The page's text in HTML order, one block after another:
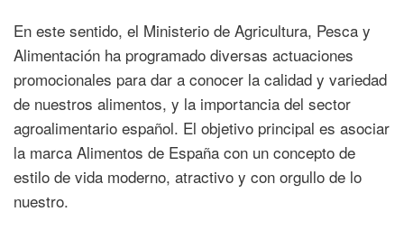
En este sentido, el Ministerio de Agricultura, Pesca y
Alimentación ha programado diversas actuaciones
promocionales para dar a conocer la calidad y variedad
de nuestros alimentos, y la importancia del sector
agroalimentario español. El objetivo principal es asociar
la marca Alimentos de España con un concepto de
estilo de vida moderno, atractivo y con orgullo de lo
nuestro.